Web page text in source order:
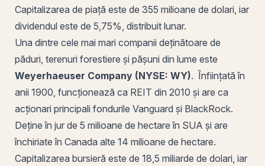
Capitalizarea de piață este de 355 milioane de dolari, iar
dividendul este de 5,75%, distribuit lunar.
Una dintre cele mai mari companii deținătoare de
păduri, terenuri forestiere și pășuni din lume este
Weyerhaeuser Company (NYSE: WY). Înființată în
anii 1900, funcționează ca REIT din 2010 și are ca
acționari principali fondurile Vanguard și BlackRock.
Deține în jur de 5 milioane de hectare în SUA și are
închiriate în Canada alte 14 milioane de hectare.
Capitalizarea bursieră este de 18,5 miliarde de dolari, iar